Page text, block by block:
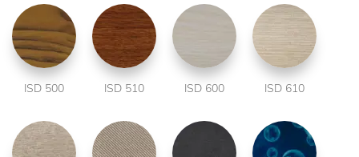
ISD 500 ISD 510 ISD 600 ISD 610